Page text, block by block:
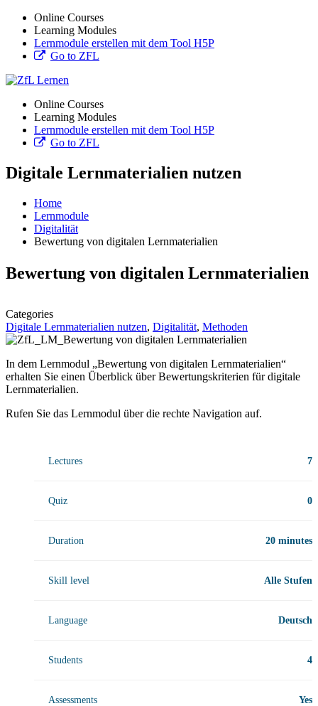
Online Courses
Learning Modules
Lernmodule erstellen mit dem Tool H5P
Go to ZFL
Online Courses
Learning Modules
Lernmodule erstellen mit dem Tool H5P
Go to ZFL
Digitale Lernmaterialien nutzen
Home
Lernmodule
Digitalität
Bewertung von digitalen Lernmaterialien
Bewertung von digitalen Lernmaterialien
Categories
Digitale Lernmaterialien nutzen, Digitalität, Methoden
In dem Lernmodul „Bewertung von digitalen Lernmaterialien“
erhalten Sie einen Überblick über Bewertungskriterien für digitale
Lernmaterialien.
Rufen Sie das Lernmodul über die rechte Navigation auf.
Lectures 7
Quiz 0
Duration 20 minutes
Skill level Alle Stufen
Language Deutsch
Students 4
Assessments Yes